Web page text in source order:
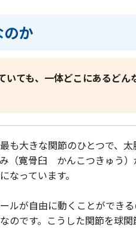
か
いても、一体どこにあるどん
も大きな関節のひとつで、
（寛骨臼 かんこつきゅう）
なっています。
ルが自由に動くことができ
のです。こうした関節を球